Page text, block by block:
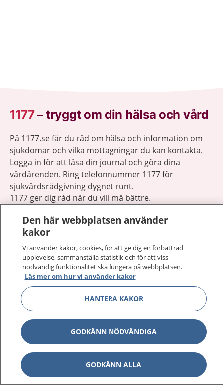
1177–tryggt om din hälsa och vård
På 1177.se får du råd om hälsa och information om
sjukdomar och vilka mottagningar du kan kontakta.
Logga in för att läsa din journal och göra dina
vårdärenden. Ring telefonnummer 1177 för
sjukvårdsrådgivning dygnet runt.
1177 ger dig råd när du vill må bättre.
1177 på flera språk
Om 1177 Visa
Kontakt
Behandling av personuppgifter
Hantering av kakor
Den här webbplatsen använder
kakor
Vi använder kakor, cookies, för att ge dig en förbättrad
upplevelse, sammanställa statistik och för att viss
nödvändig funktionalitet ska fungera på webbplatsen.
Läs mer om hur vi använder kakor
HANTERA KAKOR
GODKÄNN NÖDVÄNDIGA
GODKÄNN ALLA